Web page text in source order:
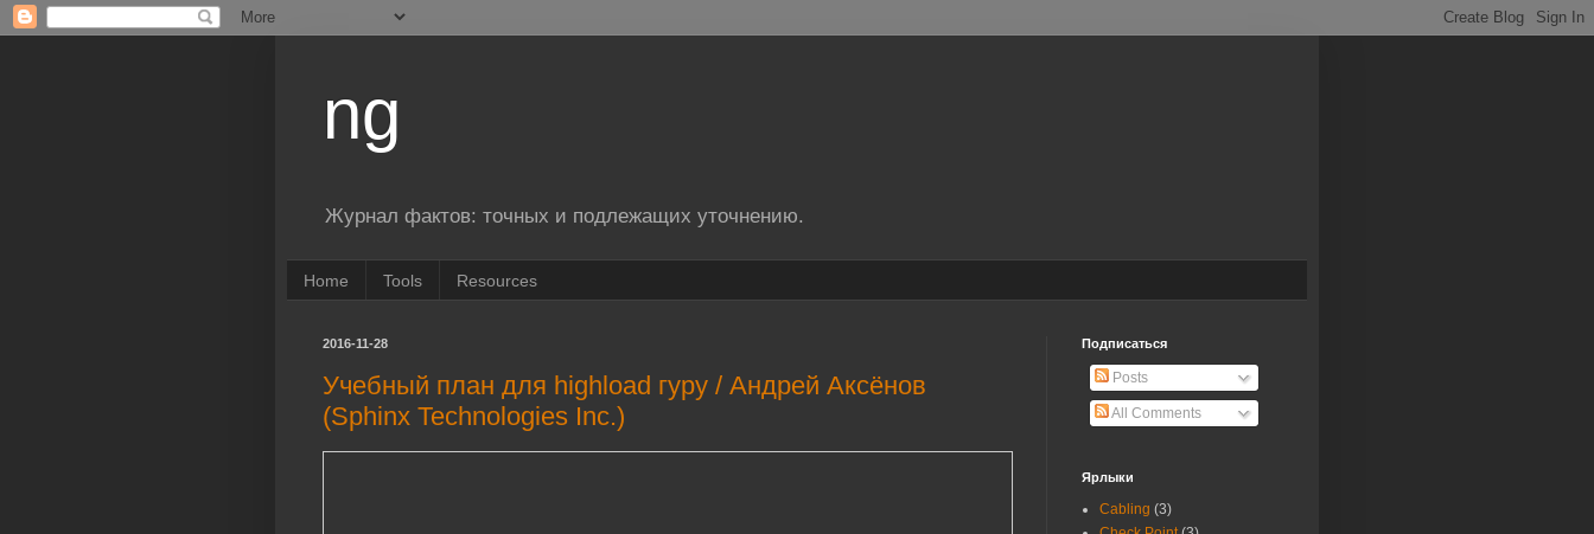
ng
Журнал фактов: точных и подлежащих уточнению.
Home Tools Resources
2016-11-28
Учебный план для highload гуру / Андрей Аксёнов
(Sphinx Technologies Inc.)
Подписаться
Posts
All Comments
Ярлыки
Cabling (3)